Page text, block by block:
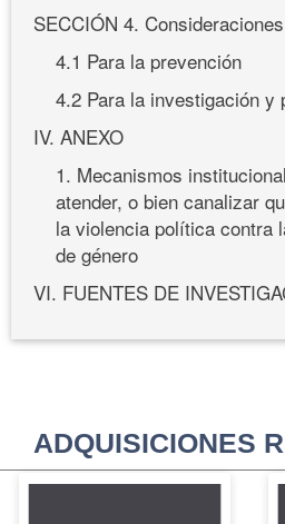
SECCIÓN 4.
4.1 Para la prevención
4.2 Para la investigación y
IV. ANEXO
1. Mecanismos
atender, o bien canalizar
la violencia política contra
de género
VI. FUENTES DE
ADQUISICIONES